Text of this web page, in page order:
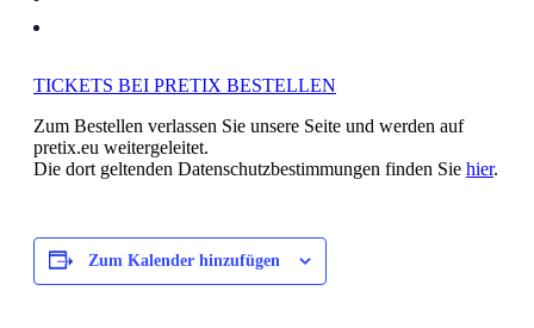
TICKETS BEI PRETIX BESTELLEN
Zum Bestellen verlassen Sie unsere Seite und werden auf
pretix.eu weitergeleitet.
Die dort geltenden Datenschutzbestimmungen finden Sie hier.
Zum Kalender hinzufügen